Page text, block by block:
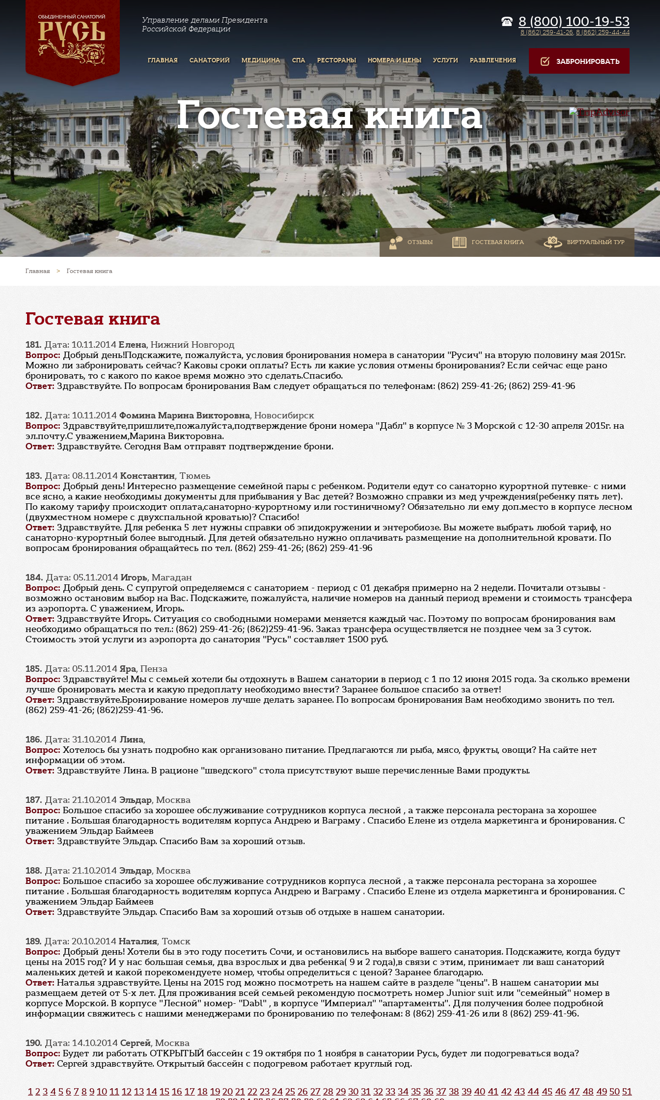
Управление делами Президента
Российской Федерации
8 (800) 100-19-53
8 (862) 259-41-26, 8 (862) 259-44-44
ГЛАВНАЯ САНАТОРИЙ МЕДИЦИНА СПА РЕСТОРАНЫ НОМЕРА И ЦЕНЫ УСЛУГИ РАЗВЛЕЧЕНИЯ ЗАБРОНИРОВАТЬ
Гостевая книга
ОТЗЫВЫ ГОСТЕВАЯ КНИГА ВИРТУАЛЬНЫЙ ТУР
Главная > Гостевая книга
Гостевая книга
181. Дата: 10.11.2014 Елена, Нижний Новгород
Вопрос: Добрый день!Подскажите, пожалуйста, условия бронирования номера в санатории "Русич" на вторую половину мая 2015г.
Можно ли забронировать сейчас? Каковы сроки оплаты? Есть ли какие условия отмены бронирования? Если сейчас еще рано
бронировать, то с какого по какое время можно это сделать.Спасибо.
Ответ: Здравствуйте. По вопросам бронирования Вам следует обращаться по телефонам: (862) 259-41-26; (862) 259-41-96
182. Дата: 10.11.2014 Фомина Марина Викторовна, Новосибирск
Вопрос: Здравствуйте,пришлите,пожалуйста,подтверждение брони номера "Дабл" в корпусе № 3 Морской с 12-30 апреля 2015г. на
эл.почту.С уважением,Марина Викторовна.
Ответ: Здравствуйте. Сегодня Вам отправят подтверждение брони.
183. Дата: 08.11.2014 Константин, Тюмеь
Вопрос: Добрый день! Интересно размещение семейной пары с ребенком. Родители едут со санаторно курортной путевке- с ними
все ясно, а какие необходимы документы для прибывания у Вас детей? Возможно справки из мед учреждения(ребенку пять лет).
По какому тарифу происходит оплата,санаторно-курортному или гостиничному? Обязательно ли ему доп.место в корпусе лесном
(двухместном номере с двухспальной кроватью)? Спасибо!
Ответ: Здравствуйте. Для ребенка 5 лет нужны справки об эпидокружении и энтеробиозе. Вы можете выбрать любой тариф, но
санаторно-курортный более выгодный. Для детей обязательно нужно оплачивать размещение на дополнительной кровати. По
вопросам бронирования обращайтесь по тел. (862) 259-41-26; (862) 259-41-96
184. Дата: 05.11.2014 Игорь, Магадан
Вопрос: Добрый день. С супругой определяемся с санаторием - период с 01 декабря примерно на 2 недели. Почитали отзывы -
возможно остановим выбор на Вас. Подскажите, пожалуйста, наличие номеров на данный период времени и стоимость трансфера
из аэропорта. С уважением, Игорь.
Ответ: Здравствуйте Игорь. Ситуация со свободными номерами меняется каждый час. Поэтому по вопросам бронирования вам
необходимо обращаться по тел.: (862) 259-41-26; (862)259-41-96. Заказ трансфера осуществляется не позднее чем за 3 суток.
Стоимость этой услуги из аэропорта до санатория "Русь" составляет 1500 руб.
185. Дата: 05.11.2014 Яра, Пенза
Вопрос: Здравствуйте! Мы с семьей хотели бы отдохнуть в Вашем санатории в период с 1 по 12 июня 2015 года. За сколько времени
лучше бронировать места и какую предоплату необходимо внести? Заранее большое спасибо за ответ!
Ответ: Здравствуйте.Бронирование номеров лучше делать заранее. По вопросам бронирования Вам необходимо звонить по тел.
(862) 259-41-26; (862)259-41-96.
186. Дата: 31.10.2014 Лина,
Вопрос: Хотелось бы узнать подробно как организовано питание. Предлагаются ли рыба, мясо, фрукты, овощи? На сайте нет
информации об этом.
Ответ: Здравствуйте Лина. В рационе "шведского" стола присутствуют выше перечисленные Вами продукты.
187. Дата: 21.10.2014 Эльдар, Москва
Вопрос: Большое спасибо за хорошее обслуживание сотрудников корпуса лесной , а также персонала ресторана за хорошее
питание . Большая благодарность водителям корпуса Андрею и Ваграму . Спасибо Елене из отдела маркетинга и бронирования. С
уважением Эльдар Баймеев
Ответ: Здравствуйте Эльдар. Спасибо Вам за хороший отзыв.
188. Дата: 21.10.2014 Эльдар, Москва
Вопрос: Большое спасибо за хорошее обслуживание сотрудников корпуса лесной , а также персонала ресторана за хорошее
питание . Большая благодарность водителям корпуса Андрею и Ваграму . Спасибо Елене из отдела маркетинга и бронирования. С
уважением Эльдар Баймеев
Ответ: Здравствуйте Эльдар. Спасибо Вам за хороший отзыв об отдыхе в нашем санатории.
189. Дата: 20.10.2014 Наталия, Томск
Вопрос: Добрый день! Хотели бы в это году посетить Сочи, и остановились на выборе вашего санатория. Подскажите, когда будут
цены на 2015 год? И у нас большая семья, два взрослых и два ребенка( 9 и 2 года),в связи с этим, принимает ли ваш санаторий
маленьких детей и какой порекомендуете номер, чтобы определиться с ценой? Заранее благодарю.
Ответ: Наталья здравствуйте. Цены на 2015 год можно посмотреть на нашем сайте в разделе "цены". В нашем санатории мы
размещаем детей от 5-х лет. Для проживания всей семьей рекомендую посмотреть номер Junior suit или "семейный" номер в
корпусе Морской. В корпусе "Лесной" номер- "Dabl" , в корпусе "Империал" "апартаменты". Для получения более подробной
информации свяжитесь с нашими менеджерами по бронированию по телефонам: 8 (862) 259-41-26 или 8 (862) 259-41-96.
190. Дата: 14.10.2014 Сергей, Москва
Вопрос: Будет ли работать ОТКРЫТЫЙ бассейн с 19 октября по 1 ноября в санатории Русь, будет ли подогреваться вода?
Ответ: Сергей здравствуйте. Открытый бассейн с подогревом работает круглый год.
1 2 3 4 5 6 7 8 9 10 11 12 13 14 15 16 17 18 19 20 21 22 23 24 25 26 27 28 29 30 31 32 33 34 35 36 37 38 39 40 41 42 43 44 45 46 47 48 49 50 51